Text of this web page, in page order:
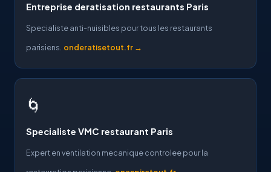
Entreprise deratisation restaurants Paris
Specialiste anti-nuisibles pour tous les restaurants
parisiens. onderatisetout.fr →
🌀
Specialiste VMC restaurant Paris
Expert en ventilation mecanique controlee pour la